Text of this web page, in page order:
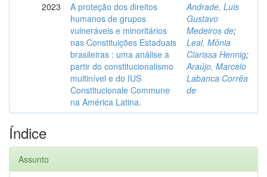
2023
A proteção dos direitos
humanos de grupos
vulneráveis e minoritários
nas Constituições Estaduais
brasileiras : uma análise a
partir do constitucionalismo
multinível e do IUS
Constitucionale Commune
na América Latina.
Andrade, Luis
Gustavo
Medeiros de;
Leal, Mônia
Clarissa Hennig;
Araújo, Marcelo
Labanca Corrêa
de
Índice
Assunto